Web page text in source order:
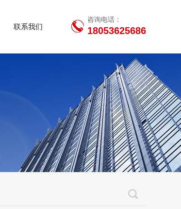
联系我们
咨询电话：
18053625686